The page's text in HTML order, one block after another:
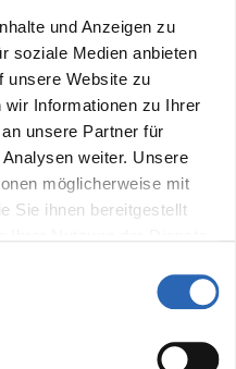
und Anzeigen zu
soziale Medien anbieten
unsere Website zu
Informationen zu Ihrer
unsere Partner für
weiter. Unsere
möglicherweise mit
Sie ihnen bereitgestellt
Nein
Sitze
5
Adaptives Kurvenlicht